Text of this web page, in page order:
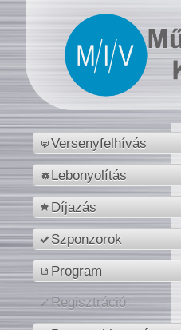
Versenyfelhívás
Lebonyolítás
Díjazás
Szponzorok
Program
Regisztráció